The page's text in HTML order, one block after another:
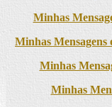
Minhas
Minhas
Minhas
Minhas